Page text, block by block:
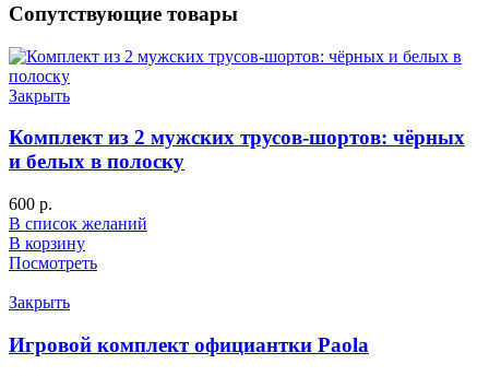
Сопутствующие товары
Закрыть
Комплект из 2 мужских трусов-шортов: чёрных
и белых в полоску
600 р.
В список желаний
В корзину
Посмотреть
Закрыть
Игровой комплект официантки Paola